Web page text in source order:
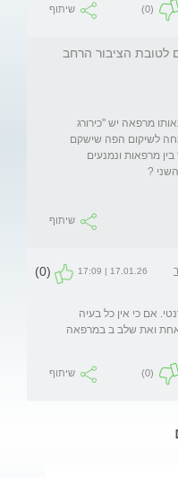
(0) שיתוף
מרפאה יש "כירורג
לשיקום הפה שישקם
מרפאות ונמנעים
שיתוף
17.01.26 | 17:09
(0)
אם כי אין כל בעיה
ואת שלב ב במרפאה
(0) שיתוף